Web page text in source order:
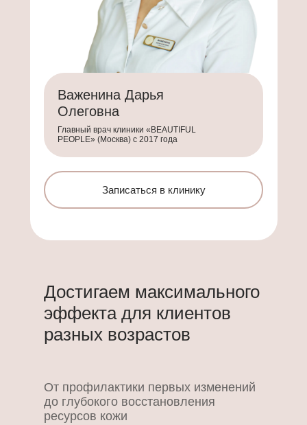
Важенина Дарья
Олеговна
Главный врач клиники «BEAUTIFUL
PEOPLE» (Москва) с 2017 года
Записаться в клинику
Достигаем максимального
эффекта для клиентов
разных возрастов
От профилактики первых изменений
до глубокого восстановления
ресурсов кожи